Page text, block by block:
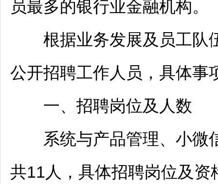
员最多的银行业金融机构。
根据业务发展及员工队
公开招聘工作人员，具体事
一、 招聘岗位及人数
系统与产品管理、小微
共11人，具体招聘岗位及资